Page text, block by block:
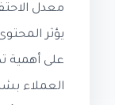
معدل
يؤثر
على أهمية
العملاء